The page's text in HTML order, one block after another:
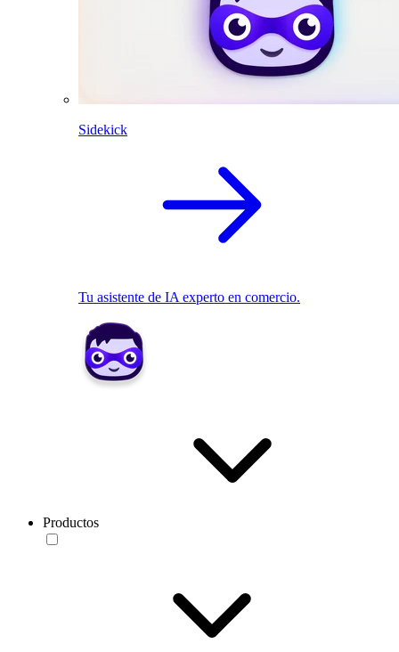
Sidekick
Tu asistente de IA experto en comercio.
Productos